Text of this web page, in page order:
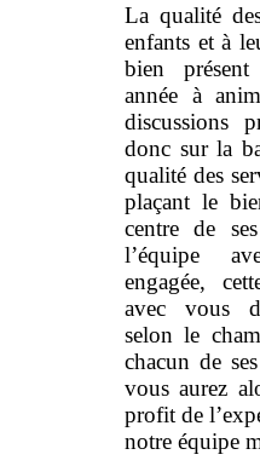
La qualité
enfants et à
bien
année à
discussions
donc sur la
qualité des
plaçant le
centre de
l’équipe
engagée,
avec vous
selon le
chacun de
vous aurez
profit de
notre équipe